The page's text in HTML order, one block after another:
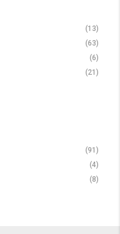
(13)
(63)
(6)
(21)
(91)
(4)
(8)